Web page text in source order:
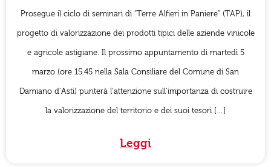
Prosegue il ciclo di seminari di “Terre Alfieri in Paniere” (TAP), il
progetto di valorizzazione dei prodotti tipici delle aziende vinicole
e agricole astigiane. Il prossimo appuntamento di martedì 5
marzo (ore 15.45 nella Sala Consiliare del Comune di San
Damiano d’Asti) punterà l’attenzione sull’importanza di costruire
la valorizzazione del territorio e dei suoi tesori […]
Leggi